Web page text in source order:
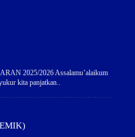
2025/2026 Assalamu’alaikum
kita panjatkan..